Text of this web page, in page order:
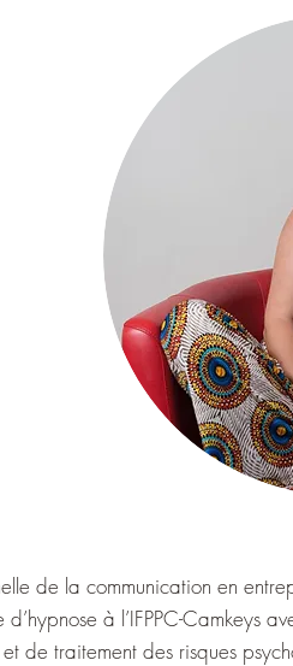
de la communication en
à l’IFPPC-Camkeys
de traitement des risques